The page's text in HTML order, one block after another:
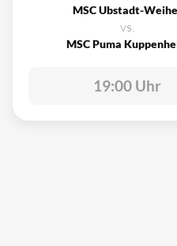
MSC Ubstadt-
vs.
MSC Puma
19:00 Uhr